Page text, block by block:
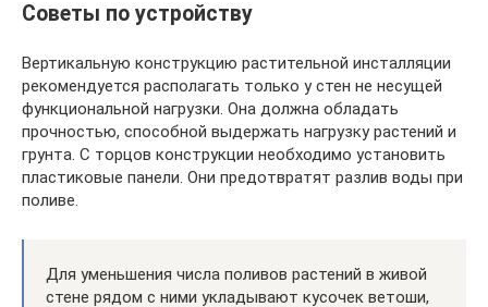
Советы по устройству
Вертикальную конструкцию растительной инсталляции
рекомендуется располагать только у стен не несущей
функциональной нагрузки. Она должна обладать
прочностью, способной выдержать нагрузку растений и
грунта. С торцов конструкции необходимо установить
пластиковые панели. Они предотвратят разлив воды при
поливе.
Для уменьшения числа поливов растений в живой
стене рядом с ними укладывают кусочек ветоши,